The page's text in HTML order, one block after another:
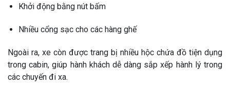
Khởi động bằng nút bấm
Nhiều cổng sạc cho các hàng ghế
Ngoài ra, xe còn được trang bị nhiều hộc chứa đồ tiện dụng
trong cabin, giúp hành khách dễ dàng sắp xếp hành lý trong
các chuyến đi xa.